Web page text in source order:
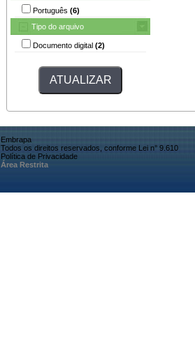
Português (6)
Tipo do arquivo
Documento digital (2)
Embrapa
Todos os direitos reservados, conforme Lei n° 9.610
Política de Privacidade
Área Restrita